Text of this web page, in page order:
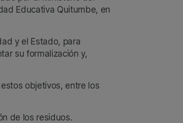
Educativa Quitumbe, en
y el Estado, para
su formalización y,
objetivos, entre los
de los residuos.